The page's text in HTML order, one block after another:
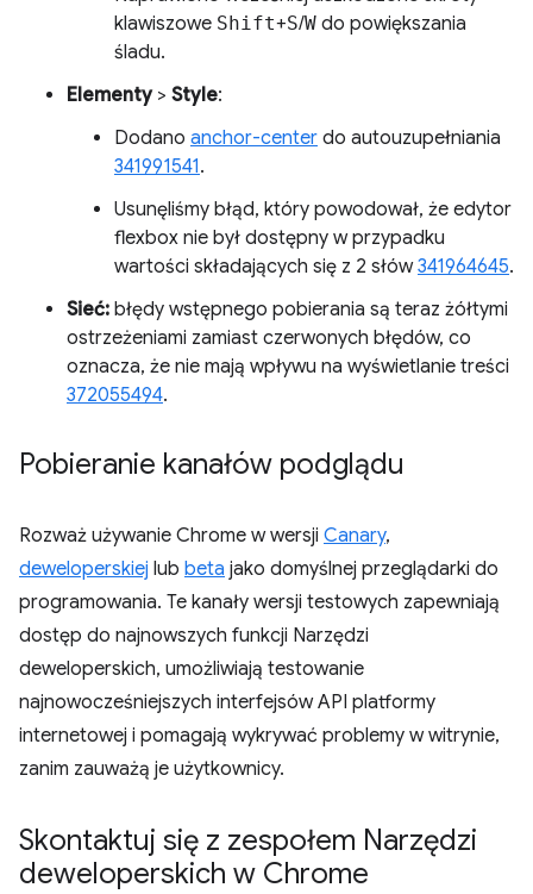
klawiszowe Shift+S/W do powiększania
śladu.
Elementy> Style:
Dodano anchor-center do autouzupełniania
341991541.
Usunęliśmy błąd, który powodował, że edytor
flexbox nie był dostępny w przypadku
wartości składających się z 2 słów341964645.
Sieć: błędy wstępnego pobierania są teraz żółtymi
ostrzeżeniami zamiast czerwonych błędów, co
oznacza, że nie mają wpływu na wyświetlanie treści
372055494.
Pobieranie kanałów podglądu
Rozważ używanie Chrome w wersji Canary,
deweloperskiej lub beta jako domyślnej przeglądarki do
programowania. Te kanały wersji testowych zapewniają
dostęp do najnowszych funkcji Narzędzi
deweloperskich, umożliwiają testowanie
najnowocześniejszych interfejsów API platformy
internetowej i pomagają wykrywać problemy w witrynie,
zanim zauważą je użytkownicy.
Skontaktuj się z zespołem Narzędzi
deweloperskich w Chrome